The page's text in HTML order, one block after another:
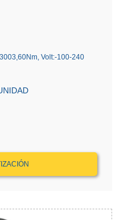
Volt:-100-240